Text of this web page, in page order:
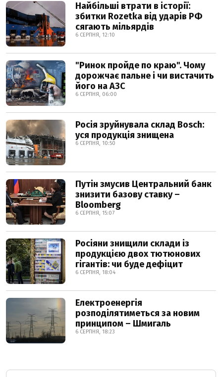
Найбільші втрати в історії:
збитки Rozetka від ударів РФ
сягають мільярдів
6 СЕРПНЯ, 12:10
"Ринок пройде по краю". Чому
дорожчає пальне і чи вистачить
його на АЗС
6 СЕРПНЯ, 06:00
Росія зруйнувала склад Bosch:
уся продукція знищена
6 СЕРПНЯ, 10:50
Путін змусив Центральний банк
знизити базову ставку –
Bloomberg
6 СЕРПНЯ, 15:07
Росіяни знищили склади із
продукцією двох тютюнових
гігантів: чи буде дефіцит
6 СЕРПНЯ, 18:04
Електроенергія
розподілятиметься за новим
принципом – Шмигаль
6 СЕРПНЯ, 18:23